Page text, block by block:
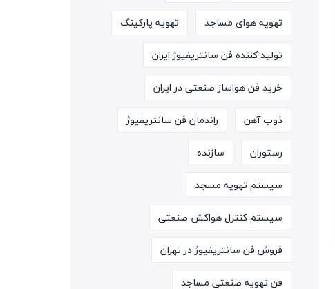
تهویه هوای مساجد
تهویه پارکینگ
تولید کننده فن سانتریفیوژ ایران
خرید فن هواساز صنعتی در ایران
ذوب آهن
راندمان فن سانتریفیوژ
رستوران
سازنده
سیستم تهویه مسجد
سیستم کنترل هواکش صنعتی
فروش فن سانتریفیوژ در تهران
فن تهویه صنعتی مساجد